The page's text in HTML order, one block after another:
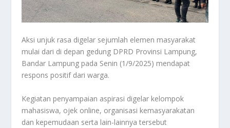
Aksi unjuk rasa digelar sejumlah elemen masyarakat
mulai dari di depan gedung DPRD Provinsi Lampung,
Bandar Lampung pada Senin (1/9/2025) mendapat
respons positif dari warga.
Kegiatan penyampaian aspirasi digelar kelompok
mahasiswa, ojek online, organisasi kemasyarakatan
dan kepemudaan serta lain-lainnya tersebut